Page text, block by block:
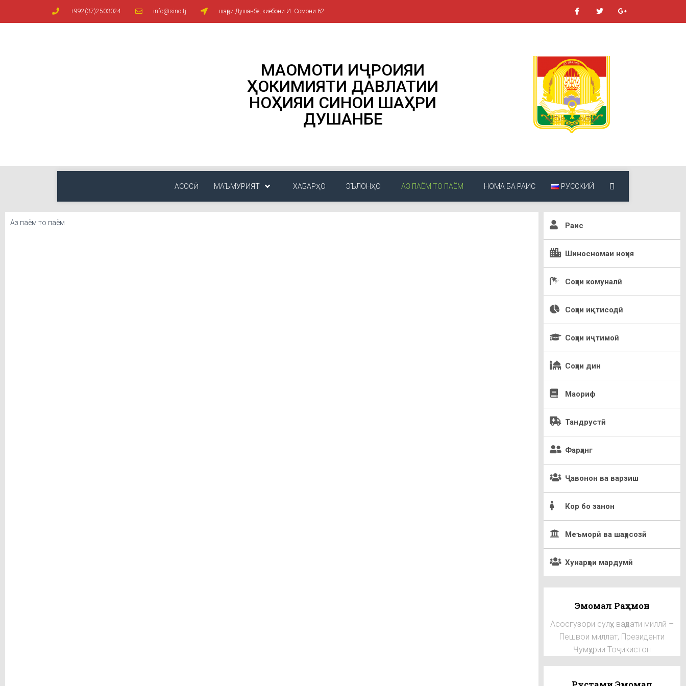
+992(37)2503024 info@sino.tj шаҳри Душанбе, хиёбони И. Сомони 62
МАҚОМОТИ ИҶРОИЯИ
ҲОКИМИЯТИ ДАВЛАТИИ
НОҲИЯИ СИНОИ ШАҲРИ
ДУШАНБЕ
АСОСӢ МАЪМУРИЯТ ХАБАРҲО ЭЪЛОНҲО АЗ ПАЁМ ТО ПАЁМ НОМА БА РАИС РУССКИЙ
Аз паём то паём Раис
Шиносномаи ноҳия
Соҳаи комуналӣ
Соҳаи иқтисодӣ
Соҳаи иҷтимоӣ
Соҳаи дин
Маориф
Тандрустӣ
Фарҳанг
Ҷавонон ва варзиш
Кор бо занон
Меъморӣ ва шаҳрсозӣ
Хунарҳои мардумӣ
Эмомалӣ Раҳмон
Асосгузори сулҳу ваҳдати миллӣ –
Пешвои миллат, Президенти
Ҷумҳурии Тоҷикистон